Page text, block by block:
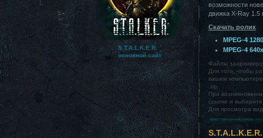
S.T.A.L.K.E.R.
основной сайт
возможности
движка X-Ray 1.5
Скачать ролик
MPEG-4
MPEG-4
Файлы
Для того, чтобы
вашем
.zip.
При
ссылке и
Для просмотра